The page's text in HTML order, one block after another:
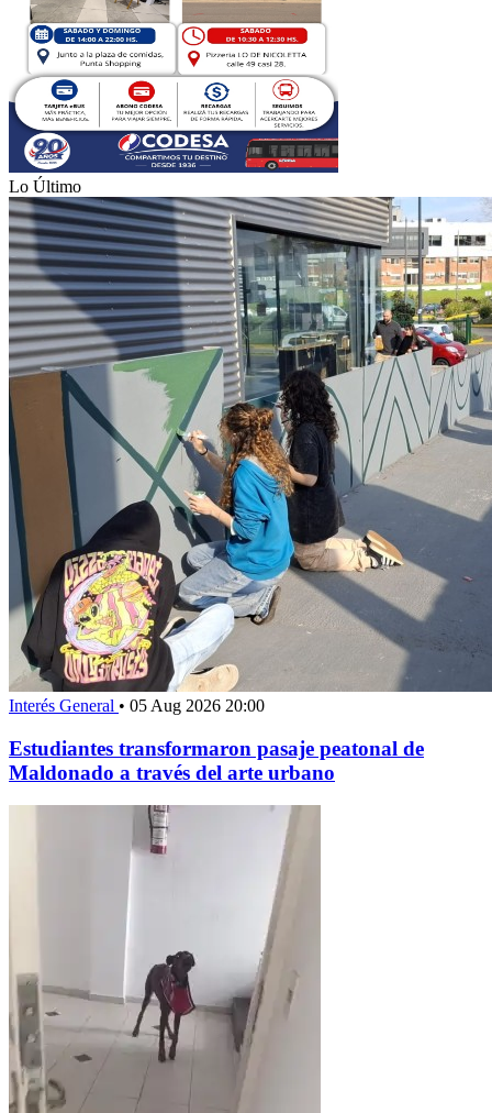
Lo Último
Interés General • 05 Aug 2026 20:00
Estudiantes transformaron pasaje peatonal de
Maldonado a través del arte urbano